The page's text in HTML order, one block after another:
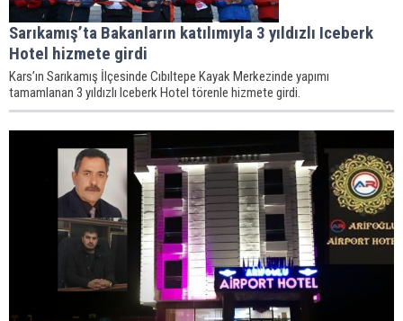
Sarıkamış’ta Bakanların katılımıyla 3 yıldızlı Iceberk
Hotel hizmete girdi
Kars’ın Sarıkamış İlçesinde Cıbıltepe Kayak Merkezinde yapımı
tamamlanan 3 yıldızlı Iceberk Hotel törenle hizmete girdi.